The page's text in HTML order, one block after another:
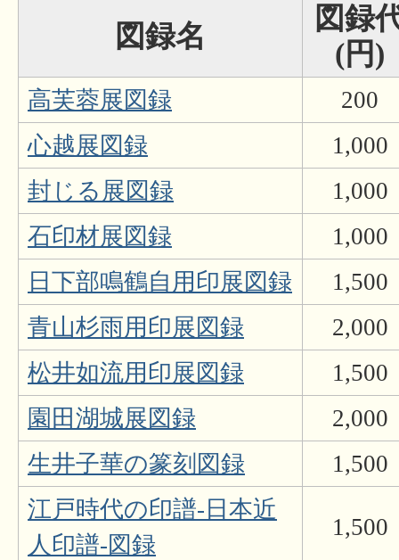
図録名
図録
(円)
高芙蓉展図録
200
心越展図録
1,000
封じる展図録
1,000
石印材展図録
1,000
日下部鳴鶴自用印展図録
1,500
青山杉雨用印展図録
2,000
松井如流用印展図録
1,500
園田湖城展図録
2,000
生井子華の篆刻図録
1,500
江戸時代の印譜-日本近
人印譜-図録
1,500